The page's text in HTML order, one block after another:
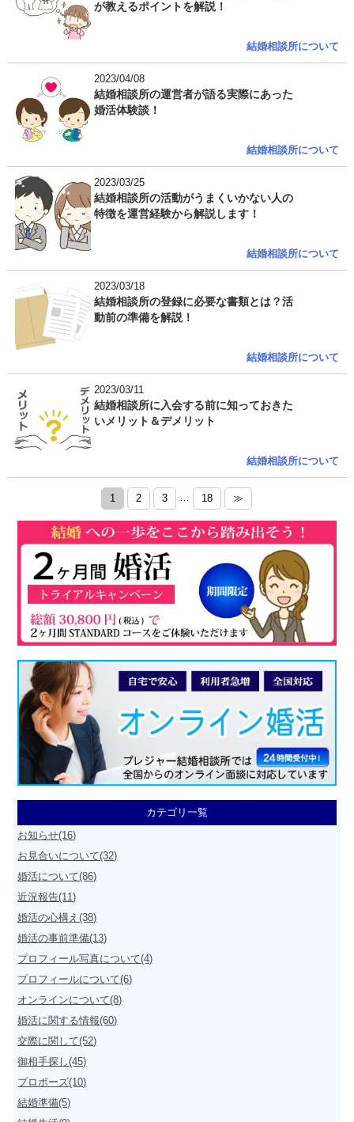
が教えるポイントを解説！
結婚相談所について
2023/04/08
結婚相談所の運営者が語る実際にあった
婚活体験談！
結婚相談所について
2023/03/25
結婚相談所の活動がうまくいかない人の
特徴を運営経験から解説します！
結婚相談所について
2023/03/18
結婚相談所の登録に必要な書類とは？活
動前の準備を解説！
結婚相談所について
2023/03/11
結婚相談所に入会する前に知っておきた
いメリット＆デメリット
結婚相談所について
1 2 3 … 18 ≫
カテゴリ一覧
お知らせ(16)
お見合いについて(32)
婚活について(86)
近況報告(11)
婚活の心構え(38)
婚活の事前準備(13)
プロフィール写真について(4)
プロフィールについて(6)
オンラインについて(8)
婚活に関する情報(60)
交際に関して(52)
御相手探し(45)
プロポーズ(10)
結婚準備(5)